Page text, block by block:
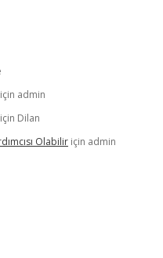
için admin
için Dilan
Olabilir için admin